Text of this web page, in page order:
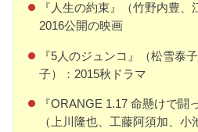
『人生の約束』（竹野内豊、
2016公開の映画
『5人のジュンコ』（松雪泰
子）：2015秋ドラマ
『ORANGE 1.17 命懸けで闘
（上川隆也、工藤阿須加、